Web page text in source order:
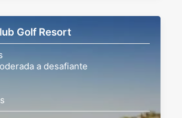
Golf Resort
a desafiante